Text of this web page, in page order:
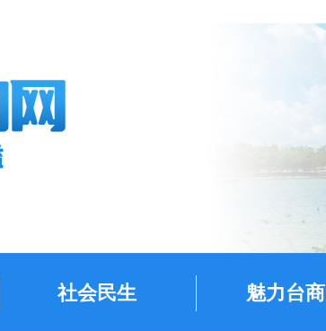
社会民生 魅力台